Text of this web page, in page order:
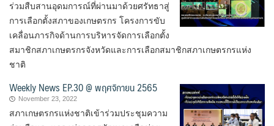
ร่วมสืบสานอุดมการณ์ที่ผ่านมาด้วยศรัทธาสู่
การเลือกตั้งสภาของเกษตรกร โครงการขับ
เคลื่อนภารกิจด้านการบริหารจัดการเลือกตั้ง
สมาชิกสภาเกษตรกรจังหวัดและการเลือกสมาชิกสภาเกษตรกรแห่ง
ชาติ
Weekly News EP.30 @ พฤศจิกายน 2565
November 23, 2022
สภาเกษตรกรแห่งชาติเข้าร่วมประชุมความ